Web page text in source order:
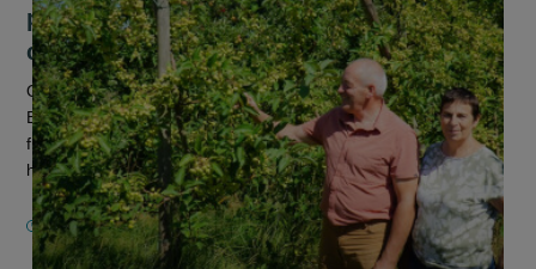
professionele beslissingen uit onze
carrière"
Op de avond van de Pukkelpopstorm in 2011 zagen Luc
Exelmans en Agnes Jacobs in minder dan een uur tijd hun
fruitoogst op vijftien hectare vernield. Wat toen aanvoelde als
het einde van hun...
4 AUGUSTUS 2026